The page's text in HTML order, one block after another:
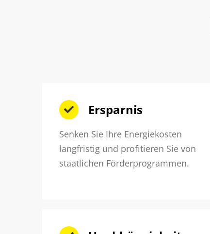
Ersparnis
Senken Sie Ihre Energiekosten
langfristig und profitieren Sie von
staatlichen Förderprogrammen.